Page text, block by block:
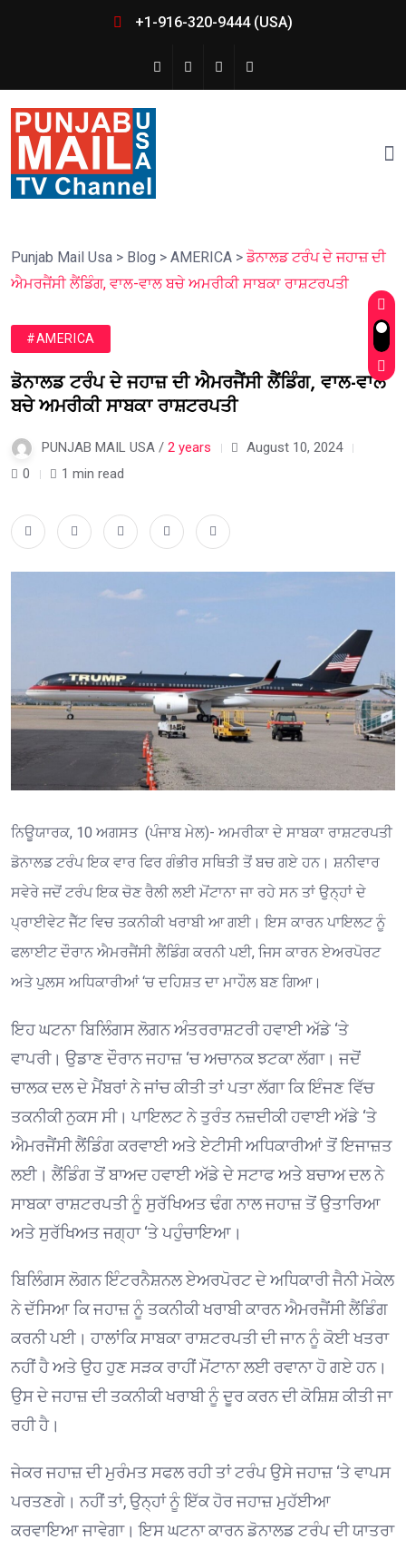
+1-916-320-9444 (USA)
Punjab Mail Usa > Blog > AMERICA > ਡੋਨਾਲਡ ਟਰੰਪ ਦੇ ਜਹਾਜ਼ ਦੀ
ਐਮਰਜੈਂਸੀ ਲੈਂਡਿੰਗ, ਵਾਲ-ਵਾਲ ਬਚੇ ਅਮਰੀਕੀ ਸਾਬਕਾ ਰਾਸ਼ਟਰਪਤੀ
#AMERICA
ਡੋਨਾਲਡ ਟਰੰਪ ਦੇ ਜਹਾਜ਼ ਦੀ ਐਮਰਜੈਂਸੀ ਲੈਂਡਿੰਗ, ਵਾਲ-ਵਾਲ
ਬਚੇ ਅਮਰੀਕੀ ਸਾਬਕਾ ਰਾਸ਼ਟਰਪਤੀ
PUNJAB MAIL USA / 2 years
August 10, 2024
0
1 min read
ਨਿਊਯਾਰਕ, 10 ਅਗਸਤ (ਪੰਜਾਬ ਮੇਲ)- ਅਮਰੀਕਾ ਦੇ ਸਾਬਕਾ ਰਾਸ਼ਟਰਪਤੀ
ਡੋਨਾਲਡ ਟਰੰਪ ਇਕ ਵਾਰ ਫਿਰ ਗੰਭੀਰ ਸਥਿਤੀ ਤੋਂ ਬਚ ਗਏ ਹਨ। ਸ਼ਨੀਵਾਰ
ਸਵੇਰੇ ਜਦੋਂ ਟਰੰਪ ਇਕ ਚੋਣ ਰੈਲੀ ਲਈ ਮੋਂਟਾਨਾ ਜਾ ਰਹੇ ਸਨ ਤਾਂ ਉਨ੍ਹਾਂ ਦੇ
ਪ੍ਰਾਈਵੇਟ ਜੈੱਟ ਵਿਚ ਤਕਨੀਕੀ ਖਰਾਬੀ ਆ ਗਈ। ਇਸ ਕਾਰਨ ਪਾਇਲਟ ਨੂੰ
ਫਲਾਈਟ ਦੌਰਾਨ ਐਮਰਜੈਂਸੀ ਲੈਂਡਿੰਗ ਕਰਨੀ ਪਈ, ਜਿਸ ਕਾਰਨ ਏਅਰਪੋਰਟ
ਅਤੇ ਪੁਲਸ ਅਧਿਕਾਰੀਆਂ ‘ਚ ਦਹਿਸ਼ਤ ਦਾ ਮਾਹੌਲ ਬਣ ਗਿਆ।
ਇਹ ਘਟਨਾ ਬਿਲਿੰਗਸ ਲੋਗਨ ਅੰਤਰਰਾਸ਼ਟਰੀ ਹਵਾਈ ਅੱਡੇ ‘ਤੇ
ਵਾਪਰੀ। ਉਡਾਣ ਦੌਰਾਨ ਜਹਾਜ਼ ‘ਚ ਅਚਾਨਕ ਝਟਕਾ ਲੱਗਾ। ਜਦੋਂ
ਚਾਲਕ ਦਲ ਦੇ ਮੈਂਬਰਾਂ ਨੇ ਜਾਂਚ ਕੀਤੀ ਤਾਂ ਪਤਾ ਲੱਗਾ ਕਿ ਇੰਜਣ ਵਿੱਚ
ਤਕਨੀਕੀ ਨੁਕਸ ਸੀ। ਪਾਇਲਟ ਨੇ ਤੁਰੰਤ ਨਜ਼ਦੀਕੀ ਹਵਾਈ ਅੱਡੇ ‘ਤੇ
ਐਮਰਜੈਂਸੀ ਲੈਂਡਿੰਗ ਕਰਵਾਈ ਅਤੇ ਏਟੀਸੀ ਅਧਿਕਾਰੀਆਂ ਤੋਂ ਇਜਾਜ਼ਤ
ਲਈ। ਲੈਂਡਿੰਗ ਤੋਂ ਬਾਅਦ ਹਵਾਈ ਅੱਡੇ ਦੇ ਸਟਾਫ ਅਤੇ ਬਚਾਅ ਦਲ ਨੇ
ਸਾਬਕਾ ਰਾਸ਼ਟਰਪਤੀ ਨੂੰ ਸੁਰੱਖਿਅਤ ਢੰਗ ਨਾਲ ਜਹਾਜ਼ ਤੋਂ ਉਤਾਰਿਆ
ਅਤੇ ਸੁਰੱਖਿਅਤ ਜਗ੍ਹਾ ‘ਤੇ ਪਹੁੰਚਾਇਆ।
ਬਿਲਿੰਗਸ ਲੋਗਨ ਇੰਟਰਨੈਸ਼ਨਲ ਏਅਰਪੋਰਟ ਦੇ ਅਧਿਕਾਰੀ ਜੈਨੀ ਮੋਕੇਲ
ਨੇ ਦੱਸਿਆ ਕਿ ਜਹਾਜ਼ ਨੂੰ ਤਕਨੀਕੀ ਖਰਾਬੀ ਕਾਰਨ ਐਮਰਜੈਂਸੀ ਲੈਂਡਿੰਗ
ਕਰਨੀ ਪਈ। ਹਾਲਾਂਕਿ ਸਾਬਕਾ ਰਾਸ਼ਟਰਪਤੀ ਦੀ ਜਾਨ ਨੂੰ ਕੋਈ ਖਤਰਾ
ਨਹੀਂ ਹੈ ਅਤੇ ਉਹ ਹੁਣ ਸੜਕ ਰਾਹੀਂ ਮੋਂਟਾਨਾ ਲਈ ਰਵਾਨਾ ਹੋ ਗਏ ਹਨ।
ਉਸ ਦੇ ਜਹਾਜ਼ ਦੀ ਤਕਨੀਕੀ ਖਰਾਬੀ ਨੂੰ ਦੂਰ ਕਰਨ ਦੀ ਕੋਸ਼ਿਸ਼ ਕੀਤੀ ਜਾ
ਰਹੀ ਹੈ।
ਜੇਕਰ ਜਹਾਜ਼ ਦੀ ਮੁਰੰਮਤ ਸਫਲ ਰਹੀ ਤਾਂ ਟਰੰਪ ਉਸੇ ਜਹਾਜ਼ ‘ਤੇ ਵਾਪਸ
ਪਰਤਣਗੇ। ਨਹੀਂ ਤਾਂ, ਉਨ੍ਹਾਂ ਨੂੰ ਇੱਕ ਹੋਰ ਜਹਾਜ਼ ਮੁਹੱਈਆ
ਕਰਵਾਇਆ ਜਾਵੇਗਾ। ਇਸ ਘਟਨਾ ਕਾਰਨ ਡੋਨਾਲਡ ਟਰੰਪ ਦੀ ਯਾਤਰਾ